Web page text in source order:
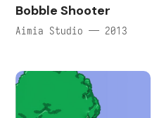
Bobble Shooter
Aimia Studio — 2013